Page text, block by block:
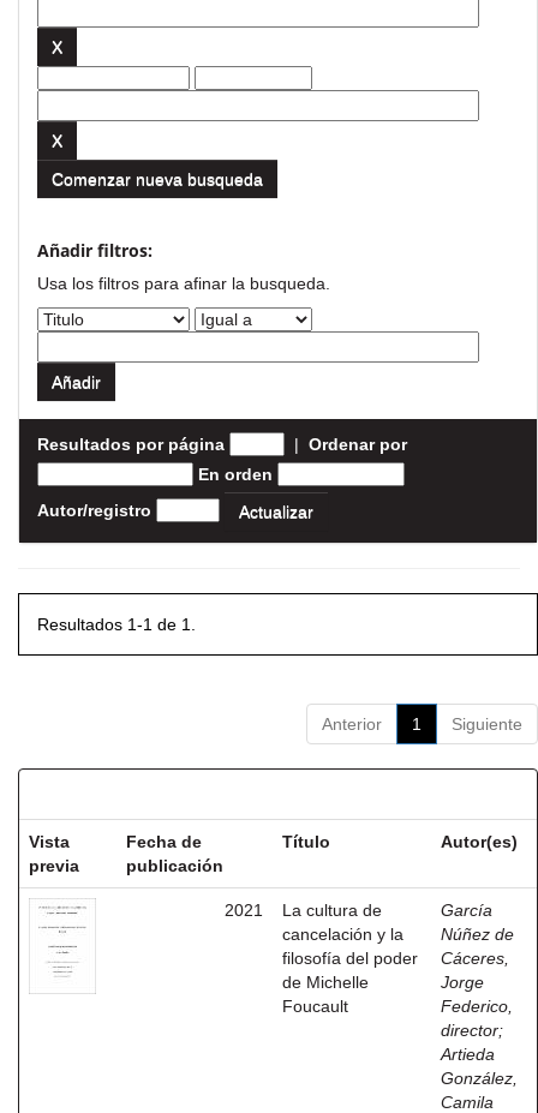
Comenzar nueva busqueda
Añadir filtros:
Usa los filtros para afinar la busqueda.
Resultados por página | Ordenar por
En orden
Autor/registro
Resultados 1-1 de 1.
Anterior 1 Siguiente
Vista
previa
Fecha de
publicación
Título Autor(es)
2021
La cultura de
cancelación y la
filosofía del poder
de Michelle
Foucault
García
Núñez de
Cáceres,
Jorge
Federico,
director;
Artieda
González,
Camila